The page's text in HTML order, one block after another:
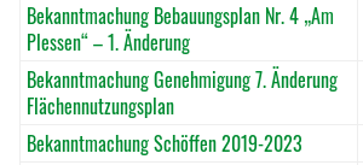
Bekanntmachung Bebauungsplan Nr. 4 „Am
Plessen“ – 1. Änderung
Bekanntmachung Genehmigung 7. Änderung
Flächennutzungsplan
Bekanntmachung Schöffen 2019-2023